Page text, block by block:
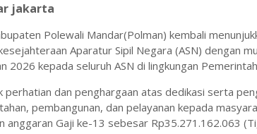
jakarta
Polewali Mandar(Polman) kembali
Aparatur Sipil Negara (ASN) dengan
2026 kepada seluruh ASN di lingkungan
perhatian dan penghargaan atas dedikasi serta
pembangunan, dan pelayanan kepada
anggaran Gaji ke-13 sebesar Rp35.271.162.063